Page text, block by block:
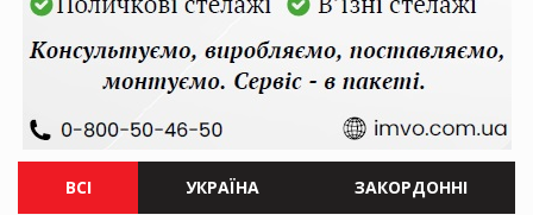
ВСІ УКРАЇНА ЗАКОРДОННІ